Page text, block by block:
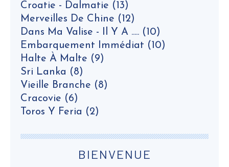
Croatie - Dalmatie (13)
Merveilles De Chine (12)
Dans Ma Valise - Il Y A ..... (10)
Embarquement Immédiat (10)
Halte À Malte (9)
Sri Lanka (8)
Vieille Branche (8)
Cracovie (6)
Toros Y Feria (2)
BIENVENUE